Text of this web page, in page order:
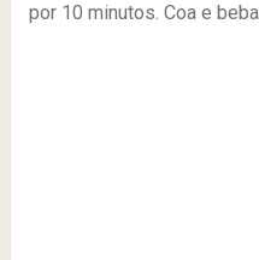
por 10 minutos. Coa e